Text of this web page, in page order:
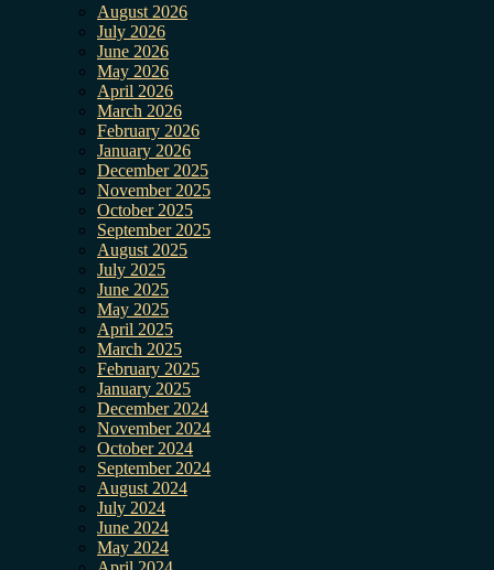
August 2026
July 2026
June 2026
May 2026
April 2026
March 2026
February 2026
January 2026
December 2025
November 2025
October 2025
September 2025
August 2025
July 2025
June 2025
May 2025
April 2025
March 2025
February 2025
January 2025
December 2024
November 2024
October 2024
September 2024
August 2024
July 2024
June 2024
May 2024